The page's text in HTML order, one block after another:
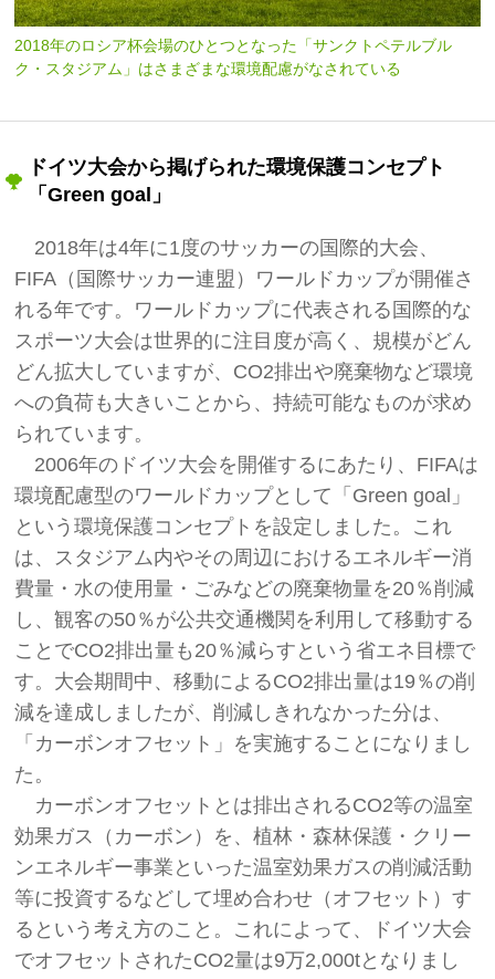
2018年のロシア杯会場のひとつとなった「サンクトペテルブル
ク・スタジアム」はさまざまな環境配慮がなされている
ドイツ大会から掲げられた環境保護コンセプト
「Green goal」
2018年は4年に1度のサッカーの国際的大会、
FIFA（国際サッカー連盟）ワールドカップが開催さ
れる年です。ワールドカップに代表される国際的な
スポーツ大会は世界的に注目度が高く、規模がどん
どん拡大していますが、CO2排出や廃棄物など環境
への負荷も大きいことから、持続可能なものが求め
られています。
2006年のドイツ大会を開催するにあたり、FIFAは
環境配慮型のワールドカップとして「Green goal」
という環境保護コンセプトを設定しました。これ
は、スタジアム内やその周辺におけるエネルギー消
費量・水の使用量・ごみなどの廃棄物量を20％削減
し、観客の50％が公共交通機関を利用して移動する
ことでCO2排出量も20％減らすという省エネ目標で
す。大会期間中、移動によるCO2排出量は19％の削
減を達成しましたが、削減しきれなかった分は、
「カーボンオフセット」を実施することになりまし
た。
カーボンオフセットとは排出されるCO2等の温室
効果ガス（カーボン）を、植林・森林保護・クリー
ンエネルギー事業といった温室効果ガスの削減活動
等に投資するなどして埋め合わせ（オフセット）す
るという考え方のこと。これによって、ドイツ大会
でオフセットされたCO2量は9万2,000tとなりまし